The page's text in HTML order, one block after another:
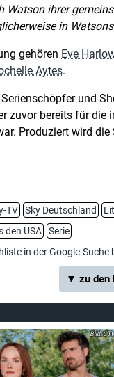
Watson ihrer
in
gehören Eve
Aytes.
und
zuvor bereits für die
Produziert wird die
TV Sky Deutschland
den USA
Serie
in der Google-
▼ zu den
CTV